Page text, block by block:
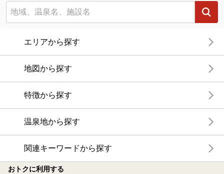
エリアから探す
地図から探す
特徴から探す
温泉地から探す
関連キーワードから探す
おトクに利用する